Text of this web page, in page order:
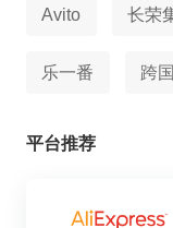
Avito 长荣
乐一番 跨
平台推荐